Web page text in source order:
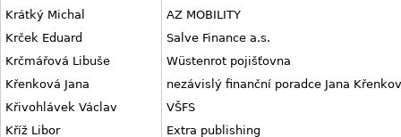
Krátký Michal
AZ MOBILITY
Krček Eduard
Salve Finance a.s.
Krčmářová Libuše
Wüstenrot pojišťovna
Křenková Jana
nezávislý finanční poradce Jana
Křivohlávek Václav
VŠFS
Kříž Libor
Extra publishing